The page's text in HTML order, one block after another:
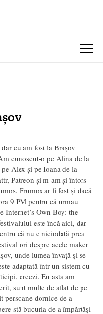
eu am fost la Brașov
cunoscut-o pe Alina de la
Alex și pe Ioana de la
Patreon și m-am și întors
Frumos ar fi fost și dacă
9 PM pentru că urmau
Internet’s Own Boy: the
este încă aici, dar
că nu e niciodată prea
ori despre acele maker
unde lumea învață și se
adaptată într-un sistem cu
creezi. Eu asta am
sunt multe de aflat de pe
persoane dornice de a
stă bucuria de a împărtăși